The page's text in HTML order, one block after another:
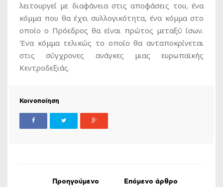
λειτουργεί με διαφάνεια στις αποφάσεις του, ένα
κόμμα που θα έχει συλλογικότητα, ένα κόμμα στο
οποίο ο Πρόεδρος θα είναι πρώτος μεταξύ ίσων.
Ένα κόμμα τελικώς το οποίο θα ανταποκρίνεται
στις σύγχρονες ανάγκες μιας ευρωπαϊκής
Κεντροδεξιάς.
Κοινοποίηση
Προηγούμενο
Επόμενο άρθρο